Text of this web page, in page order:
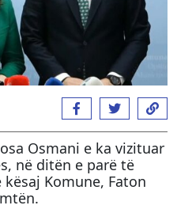
Osmani e ka vizituar
në ditën e parë të
Komune, Faton